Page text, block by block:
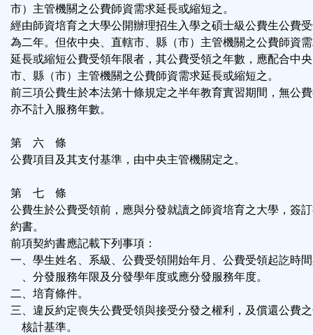
市）主管機關之公費師資需求延長或縮短之。
經由師資培育之大學公開辦理招生入學之碩士級公費生公費
為二年。但依中央、直轄市、縣（市）主管機關之公費師資
延長或縮短公費受領年限者，其公費受領之年數，應配合中
市、縣（市）主管機關之公費師資需求延長或縮短之。
前三項公費生於本法第十條規定之半年教育實習期間，無公
亦不計入服務年數。
第 六 條
公費項目及其支付基準，由中央主管機關定之。
第 七 條
公費生於公費受領前，應與分發就讀之師資培育之大學，簽
約書。
前項契約書應記載下列事項：
一、學生姓名、系級、公費受領開始年月、公費受領起訖時
、分發服務年限及分發學年度或應分發服務年度。
二、培育條件。
三、違反約定喪失公費受領與接受分發之權利，及償還公費
核計基準。